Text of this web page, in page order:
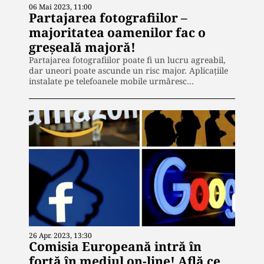
06 Mai 2023, 11:00
Partajarea fotografiilor –
majoritatea oamenilor fac o
greșeală majoră!
Partajarea fotografiilor poate fi un lucru agreabil,
dar uneori poate ascunde un risc major. Aplicațiile
instalate pe telefoanele mobile urmăresc…
26 Apr. 2023, 13:30
Comisia Europeană intră în